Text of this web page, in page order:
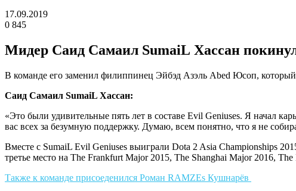
17.09.2019
0 845
Мидер Саид Самаил SumaiL Хассан
В команде его заменил филиппинец Эйбэд Азэль Abed Юсоп,
Саид Самаил SumaiL Хассан:
«Это были удивительные пять лет в составе Evil Geniuses. Я начал
вас всех за безумную поддержку. Думаю, всем понятно, что я не
Вместе с SumaiL Evil Geniuses выиграли Dota 2 Asia Championships
третье место на The Frankfurt Major 2015, The Shanghai Major 2016,
Также к команде присоеденился Роман RAMZEs Кушнарёв